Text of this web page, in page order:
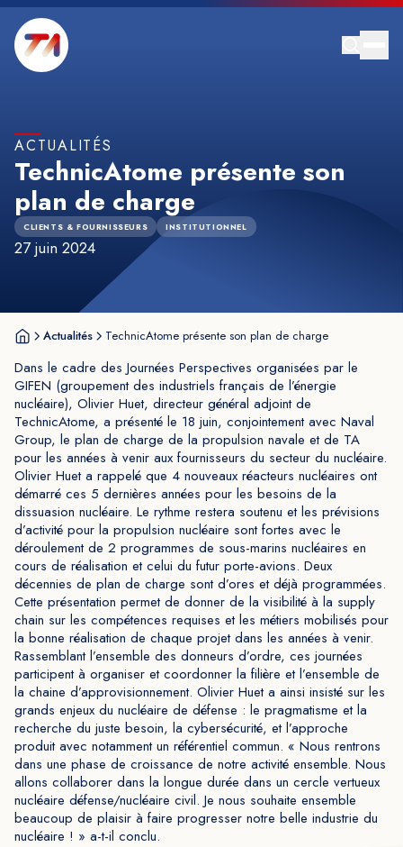
ACTUALITÉS
TechnicAtome présente son
plan de charge
CLIENTS & FOURNISSEURS INSTITUTIONNEL
27 juin 2024
Actualités TechnicAtome présente son plan de charge
Dans le cadre des Journées Perspectives organisées par le
GIFEN (groupement des industriels français de l’énergie
nucléaire), Olivier Huet, directeur général adjoint de
TechnicAtome, a présenté le 18 juin, conjointement avec Naval
Group, le plan de charge de la propulsion navale et de TA
pour les années à venir aux fournisseurs du secteur du nucléaire.
Olivier Huet a rappelé que 4 nouveaux réacteurs nucléaires ont
démarré ces 5 dernières années pour les besoins de la
dissuasion nucléaire. Le rythme restera soutenu et les prévisions
d’activité pour la propulsion nucléaire sont fortes avec le
déroulement de 2 programmes de sous-marins nucléaires en
cours de réalisation et celui du futur porte-avions. Deux
décennies de plan de charge sont d’ores et déjà programmées.
Cette présentation permet de donner de la visibilité à la supply
chain sur les compétences requises et les métiers mobilisés pour
la bonne réalisation de chaque projet dans les années à venir.
Rassemblant l’ensemble des donneurs d’ordre, ces journées
participent à organiser et coordonner la filière et l’ensemble de
la chaine d’approvisionnement. Olivier Huet a ainsi insisté sur les
grands enjeux du nucléaire de défense : le pragmatisme et la
recherche du juste besoin, la cybersécurité, et l’approche
produit avec notamment un référentiel commun. « Nous rentrons
dans une phase de croissance de notre activité ensemble. Nous
allons collaborer dans la longue durée dans un cercle vertueux
nucléaire défense/nucléaire civil. Je nous souhaite ensemble
beaucoup de plaisir à faire progresser notre belle industrie du
nucléaire ! » a-t-il conclu.